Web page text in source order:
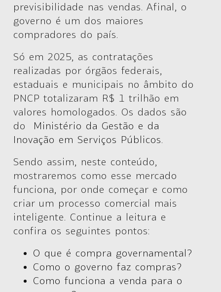
previsibilidade nas vendas. Afinal, o
governo é um dos maiores
compradores do país.
Só em 2025, as contratações
realizadas por órgãos federais,
estaduais e municipais no âmbito do
PNCP totalizaram R$ 1 trilhão em
valores homologados. Os dados são
do Ministério da Gestão e da
Inovação em Serviços Públicos.
Sendo assim, neste conteúdo,
mostraremos como esse mercado
funciona, por onde começar e como
criar um processo comercial mais
inteligente. Continue a leitura e
confira os seguintes pontos:
O que é compra governamental?
Como o governo faz compras?
Como funciona a venda para o